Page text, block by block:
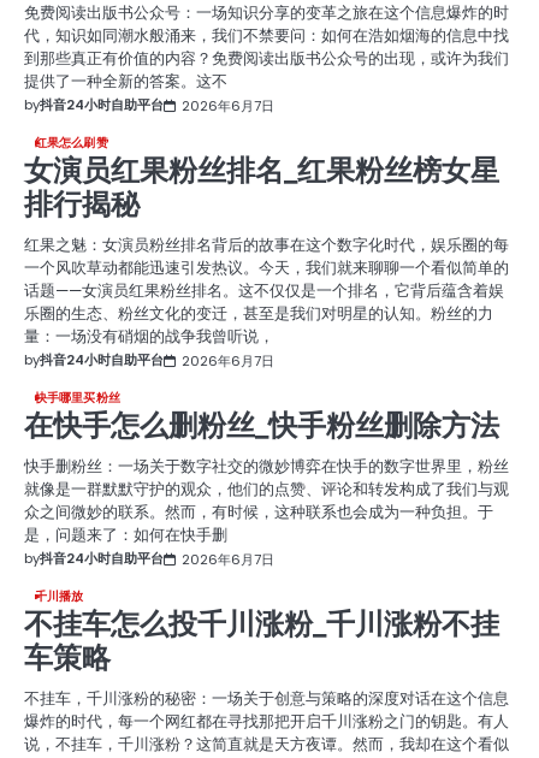
免费阅读出版书公众号：一场知识分享的变革之旅在这个信息爆炸的时
代，知识如同潮水般涌来，我们不禁要问：如何在浩如烟海的信息中找
到那些真正有价值的内容？免费阅读出版书公众号的出现，或许为我们
提供了一种全新的答案。这不
by抖音24小时自助平台 2026年6月7日
红果怎么刷赞
女演员红果粉丝排名_红果粉丝榜女星
排行揭秘
红果之魅：女演员粉丝排名背后的故事在这个数字化时代，娱乐圈的每
一个风吹草动都能迅速引发热议。今天，我们就来聊聊一个看似简单的
话题——女演员红果粉丝排名。这不仅仅是一个排名，它背后蕴含着娱
乐圈的生态、粉丝文化的变迁，甚至是我们对明星的认知。粉丝的力
量：一场没有硝烟的战争我曾听说，
by抖音24小时自助平台 2026年6月7日
快手哪里买粉丝
在快手怎么删粉丝_快手粉丝删除方法
快手删粉丝：一场关于数字社交的微妙博弈在快手的数字世界里，粉丝
就像是一群默默守护的观众，他们的点赞、评论和转发构成了我们与观
众之间微妙的联系。然而，有时候，这种联系也会成为一种负担。于
是，问题来了：如何在快手删
by抖音24小时自助平台 2026年6月7日
千川播放
不挂车怎么投千川涨粉_千川涨粉不挂
车策略
不挂车，千川涨粉的秘密：一场关于创意与策略的深度对话在这个信息
爆炸的时代，每一个网红都在寻找那把开启千川涨粉之门的钥匙。有人
说，不挂车，千川涨粉？这简直就是天方夜谭。然而，我却在这个看似